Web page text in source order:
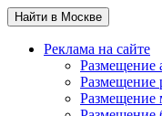
Найти в Москве
Реклама на сайте
Размещение
Размещение
Размещение